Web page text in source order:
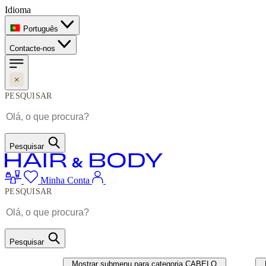
Idioma
Português
Contacte-nos
PESQUISAR
Pesquisar
Minha Conta
PESQUISAR
Pesquisar
Mostrar submenu para categoria CABELO UNHAS